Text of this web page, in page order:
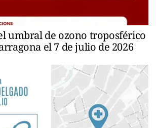
umbral de ozono troposférico
el 7 de julio de 2026